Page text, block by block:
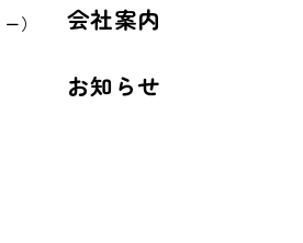
）
会社案内
お知らせ